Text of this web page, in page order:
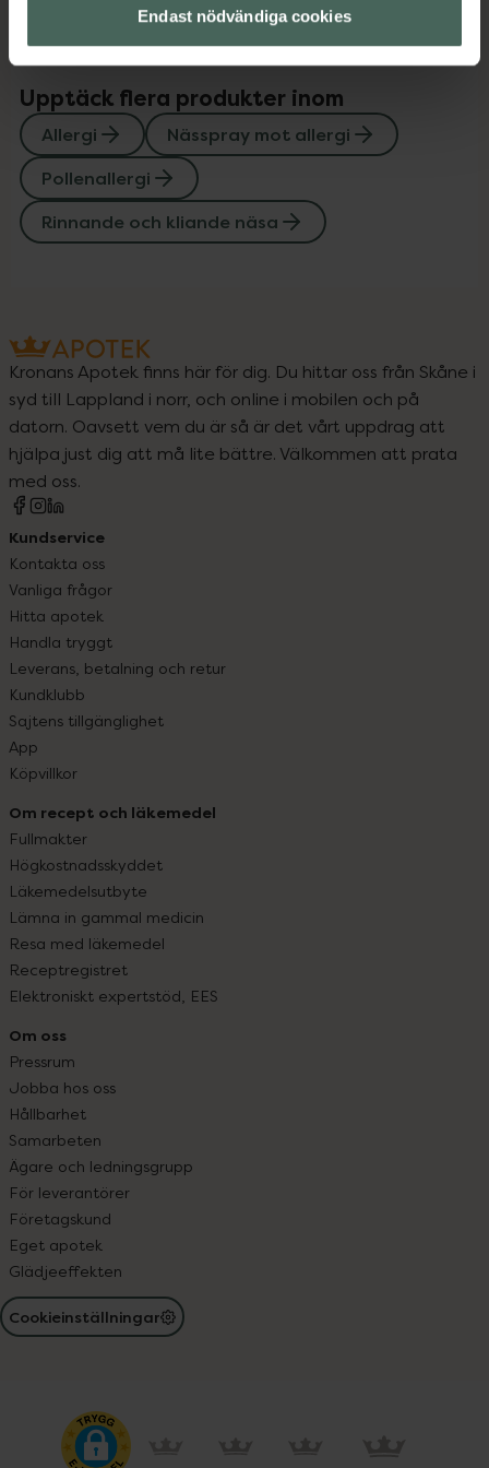
Endast nödvändiga cookies
Upptäck flera produkter inom
Allergi
Nässpray mot allergi
Pollenallergi
Rinnande och kliande näsa
Kronans Apotek finns här för dig. Du hittar oss från Skåne i
syd till Lappland i norr, och online i mobilen och på
datorn. Oavsett vem du är så är det vårt uppdrag att
hjälpa just dig att må lite bättre. Välkommen att prata
med oss.
Kundservice
Kontakta oss
Vanliga frågor
Hitta apotek
Handla tryggt
Leverans, betalning och retur
Kundklubb
Sajtens tillgänglighet
App
Köpvillkor
Om recept och läkemedel
Fullmakter
Högkostnadsskyddet
Läkemedelsutbyte
Lämna in gammal medicin
Resa med läkemedel
Receptregistret
Elektroniskt expertstöd, EES
Om oss
Pressrum
Jobba hos oss
Hållbarhet
Samarbeten
Ägare och ledningsgrupp
För leverantörer
Företagskund
Eget apotek
Glädjeeffekten
Cookieinställningar